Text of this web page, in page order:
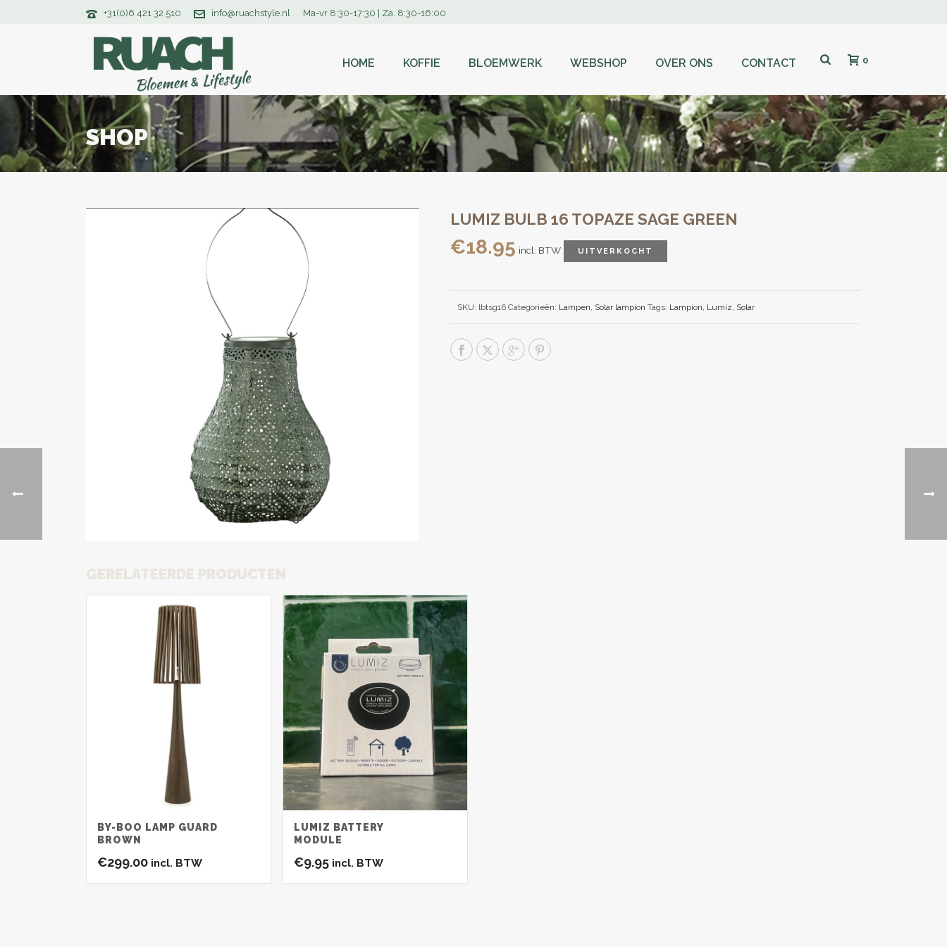
+31(0)6 421 32 510 info@ruachstyle.nl Ma-vr 8:30-17:30 | Za. 8:30-16:00
HOME KOFFIE BLOEMWERK WEBSHOP OVER ONS CONTACT 0
SHOP
LUMIZ BULB 16 TOPAZE SAGE GREEN
€18.95 incl. BTW UITVERKOCHT
SKU: lbtsg16 Categorieën: Lampen, Solar lampion Tags: Lampion, Lumiz, Solar
GERELATEERDE PRODUCTEN
BY-BOO LAMP GUARD
BROWN
€299.00 incl. BTW
LUMIZ BATTERY
MODULE
€9.95 incl. BTW